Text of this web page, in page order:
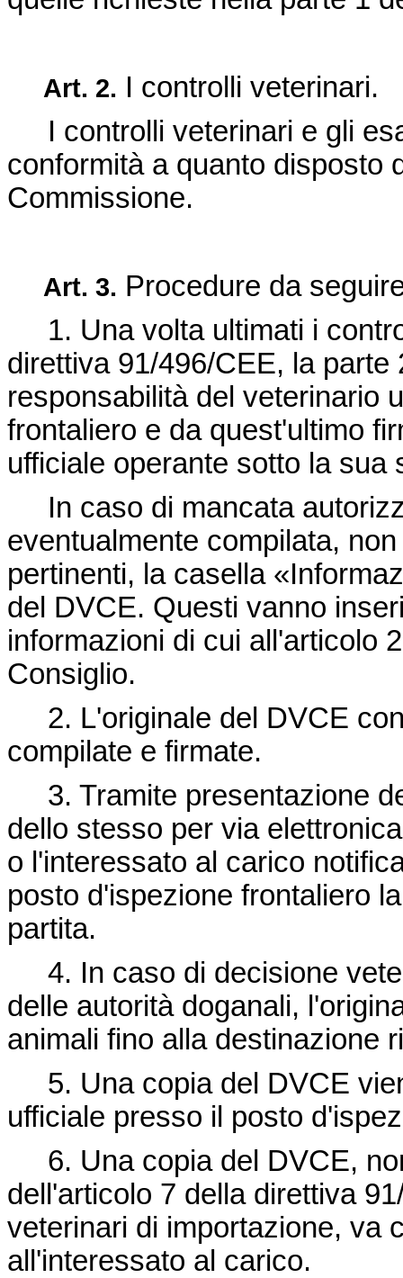
Art. 2. I controlli veterinari.
I controlli veterinari e gli
conformità a quanto disposto
Commissione.
Art. 3. Procedure da
1. Una volta ultimati i
direttiva 91/496/CEE, la parte
responsabilità del veterinario
frontaliero e da quest'ultimo
ufficiale operante sotto la sua
In caso di mancata
eventualmente compilata,
pertinenti, la casella
del DVCE. Questi vanno
informazioni di cui all'articolo
Consiglio.
2. L'originale del DVCE
compilate e firmate.
3. Tramite presentazione
dello stesso per via
o l'interessato al carico
posto d'ispezione frontaliero
partita.
4. In caso di decisione
delle autorità doganali,
animali fino alla destinazione
5. Una copia del DVCE
ufficiale presso il posto
6. Una copia del DVCE,
dell'articolo 7 della direttiva
veterinari di importazione, va
all'interessato al carico.